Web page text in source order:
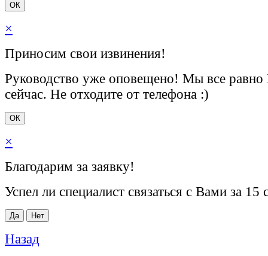
ОК
×
Приносим свои извинения!
Руководство уже оповещено! Мы все
сейчас. Не отходите от телефона :)
ОК
×
Благодарим за заявку!
Успел ли специалист связаться с Вами за 15
Да Нет
Назад